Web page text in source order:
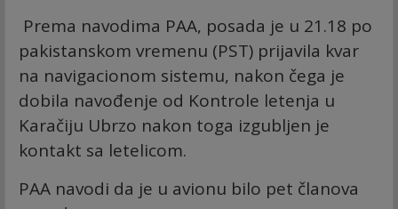
Prema navodima PAA, posada je u 21.18 po
pakistanskom vremenu (PST) prijavila kvar
na navigacionom sistemu, nakon čega je
dobila navođenje od Kontrole letenja u
Karačiju Ubrzo nakon toga izgubljen je
kontakt sa letelicom.
PAA navodi da je u avionu bilo pet članova